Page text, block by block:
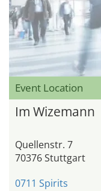
Event Location
Im Wizemann
Quellenstr. 7
70376 Stuttgart
0711 Spirits